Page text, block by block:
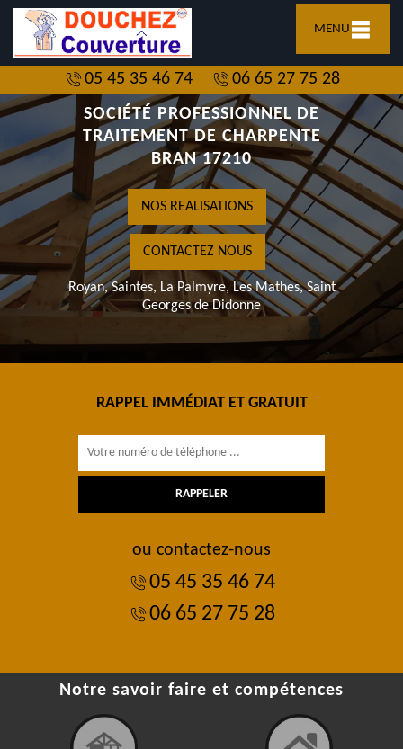
MENU
05 45 35 46 74
06 65 27 75 28
SOCIÉTÉ PROFESSIONNEL DE
TRAITEMENT DE CHARPENTE
BRAN 17210
NOS REALISATIONS
CONTACTEZ NOUS
Royan, Saintes, La Palmyre, Les Mathes, Saint
Georges de Didonne
RAPPEL IMMÉDIAT ET GRATUIT
ou contactez-nous
05 45 35 46 74
06 65 27 75 28
Notre savoir faire et compétences